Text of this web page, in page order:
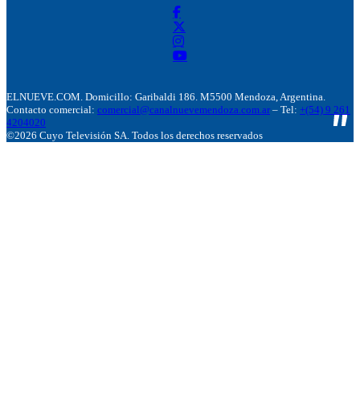
ELNUEVE.COM. Domicillo: Garibaldi 186. M5500 Mendoza, Argentina.
Contacto comercial: comercial@canalnuevemendoza.com.ar – Tel: +(54) 9 261
4204020
©2026 Cuyo Televisión SA. Todos los derechos reservados